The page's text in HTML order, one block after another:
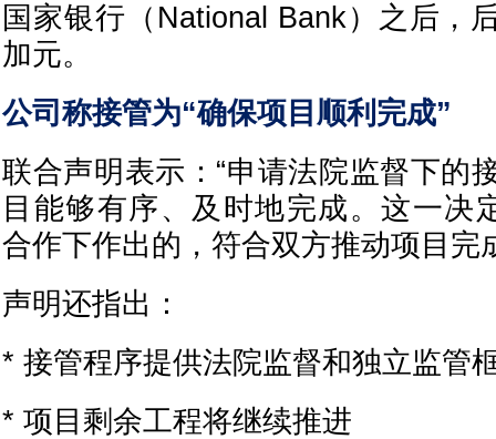
国家银行（National Bank）之后，
加元。
公司称接管为“确保项目顺利完成”
联合声明表示：“申请法院监督下的
目能够有序、及时地完成。这一决
合作下作出的，符合双方推动项目完
声明还指出：
* 接管程序提供法院监督和独立监管
* 项目剩余工程将继续推进